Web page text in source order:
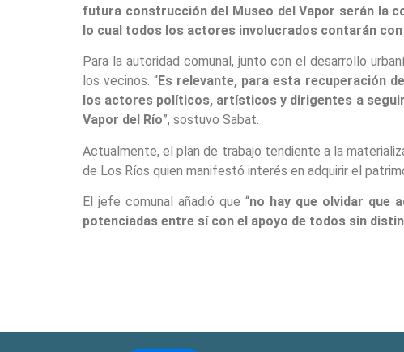
futura construcción del Museo del Vapor serán la
lo cual todos los actores involucrados contarán
Para la autoridad comunal, junto con el desarrollo
los vecinos. “Es relevante, para esta recuperación
los actores políticos, artísticos y dirigentes a
Vapor del Río”, sostuvo Sabat.
Actualmente, el plan de trabajo tendiente a la
de Los Ríos quien manifestó interés en adquirir el
El jefe comunal añadió que “no hay que olvidar que
potenciadas entre sí con el apoyo de todos sin